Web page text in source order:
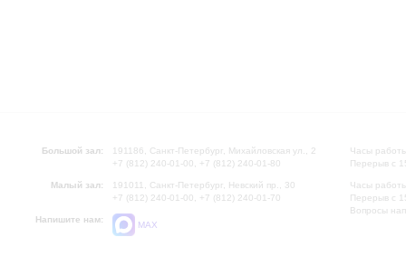
Большой зал:
191186, Санкт-Петербург, Михайловская ул., 2
+7 (812) 240-01-00, +7 (812) 240-01-80
Малый зал:
191011, Санкт-Петербург, Невский пр., 30
+7 (812) 240-01-00, +7 (812) 240-01-70
Напишите нам:
MAX
Часы
Перерыв с
Часы
Перерыв с
Вопросы